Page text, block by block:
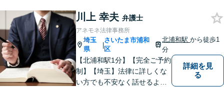
【刑事事件】スピーディーな
接見を重視！少年事件は子ど
もたちの将来を見据えてサポ
ート。
川上 幸夫 弁護士
アネモネ法律事務所
埼玉
県
|
さいたま市浦和
区
北浦和駅から徒歩1
分
【北浦和駅1分】【完全ご予約
制】【埼玉】法律に詳しくな
い方でも不安なく話せるよ
詳細を見
る